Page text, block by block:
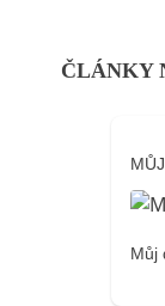
ČLÁNKY
Můj